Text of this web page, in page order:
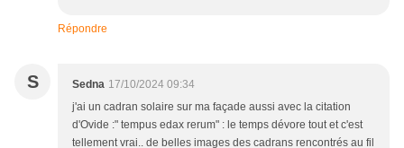
Répondre
S Sedna 17/10/2024 09:34
j'ai un cadran solaire sur ma façade aussi avec la citation
d'Ovide :" tempus edax rerum" : le temps dévore tout et c'est
tellement vrai.. de belles images des cadrans rencontrés au fil